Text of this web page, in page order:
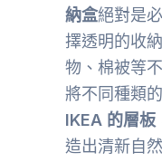
納盒絕對是
擇透明的收
物、棉被等
將不同種類
IKEA 的層板
造出清新自